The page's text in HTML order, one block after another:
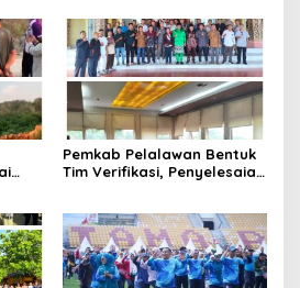
Pemkab Pelalawan Bentuk
Tim Verifikasi, Penyelesaian
Teduh Masuki Babak Baru